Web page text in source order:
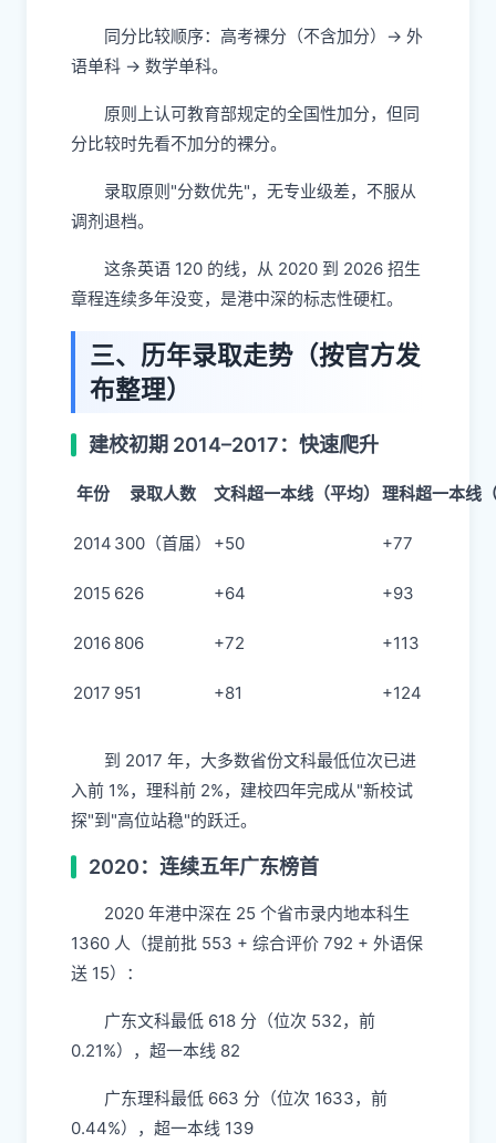
同分比较顺序：高考裸分（不含加分）→ 外
语单科 → 数学单科。
原则上认可教育部规定的全国性加分，但同
分比较时先看不加分的裸分。
录取原则"分数优先"，无专业级差，不服从
调剂退档。
这条英语 120 的线，从 2020 到 2026 招生
章程连续多年没变，是港中深的标志性硬杠。
三、历年录取走势（按官方发
布整理）
建校初期 2014–2017：快速爬升
年份 录取人数 文科超一本线（平均） 理科超一本线
2014 300（首届） +50 +77
2015 626 +64 +93
2016 806 +72 +113
2017 951 +81 +124
到 2017 年，大多数省份文科最低位次已进
入前 1%，理科前 2%，建校四年完成从"新校试
探"到"高位站稳"的跃迁。
2020：连续五年广东榜首
2020 年港中深在 25 个省市录内地本科生
1360 人（提前批 553 + 综合评价 792 + 外语保
送 15）：
广东文科最低 618 分（位次 532，前
0.21%），超一本线 82
广东理科最低 663 分（位次 1633，前
0.44%），超一本线 139